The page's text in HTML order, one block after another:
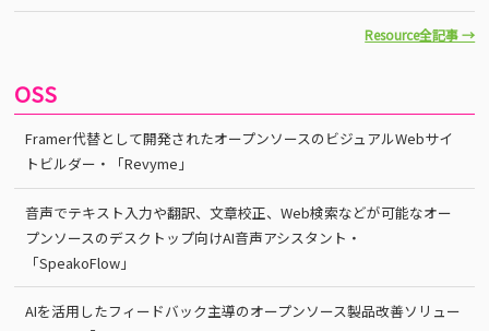
Resource全記事 →
OSS
Framer代替として開発されたオープンソースのビジュアルWebサイ
トビルダー・「Revyme」
音声でテキスト入力や翻訳、文章校正、Web検索などが可能なオー
プンソースのデスクトップ向けAI音声アシスタント・
「SpeakoFlow」
AIを活用したフィードバック主導のオープンソース製品改善ソリュー